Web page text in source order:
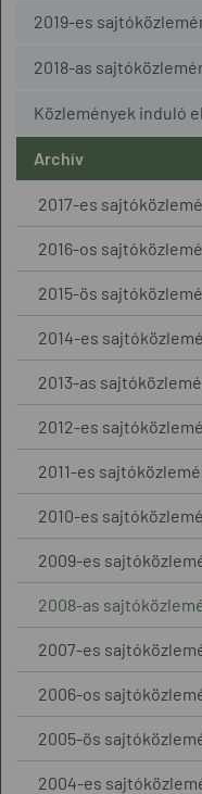
2019-es
2018-as
Közlemények induló
Archív
2017-es
2016-os
2015-ös
2014-es
2013-as
2012-es
2011-es
2010-es
2009-es
2008-as
2007-es
2006-os
2005-ös
2004-es